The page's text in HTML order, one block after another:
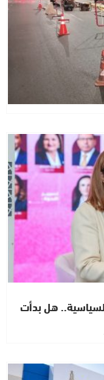
هل بدأت